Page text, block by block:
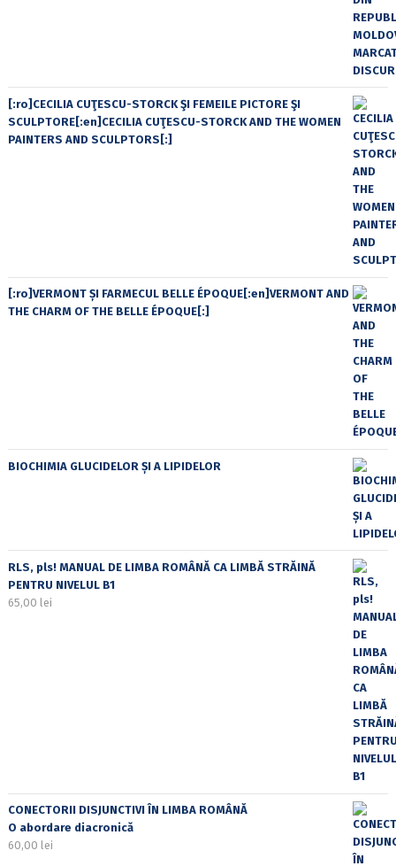
[:ro]CECILIA CUŢESCU-STORCK ŞI FEMEILE PICTORE ŞI
SCULPTORE[:en]CECILIA CUŢESCU-STORCK AND THE WOMEN
PAINTERS AND SCULPTORS[:]
[:ro]VERMONT ȘI FARMECUL BELLE ÉPOQUE[:en]VERMONT AND
THE CHARM OF THE BELLE ÉPOQUE[:]
BIOCHIMIA GLUCIDELOR ȘI A LIPIDELOR
RLS, pls! MANUAL DE LIMBA ROMÂNĂ CA LIMBĂ STRĂINĂ
PENTRU NIVELUL B1
65,00 lei
CONECTORII DISJUNCTIVI ÎN LIMBA ROMÂNĂ
O abordare diacronică
60,00 lei